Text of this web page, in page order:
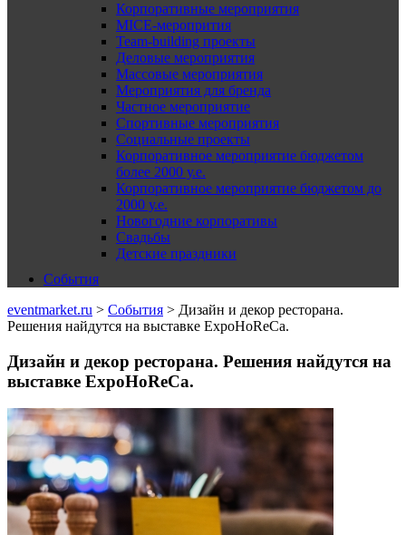
Корпоративные мероприятия
MICE-меропрития
Team-building проекты
Деловые мероприятия
Массовые мероприятия
Мероприятия для бренда
Частное мероприятие
Спортивные мероприятия
Социальные проекты
Корпоративное мероприятие бюджетом
более 2000 у.е.
Корпоративное мероприятие бюджетом до
2000 у.е.
Новогодние корпоративы
Свадьбы
Детские праздники
События
eventmarket.ru > События > Дизайн и декор ресторана.
Решения найдутся на выставке ExpoHoReCa.
Дизайн и декор ресторана. Решения найдутся на
выставке ExpoHoReCa.